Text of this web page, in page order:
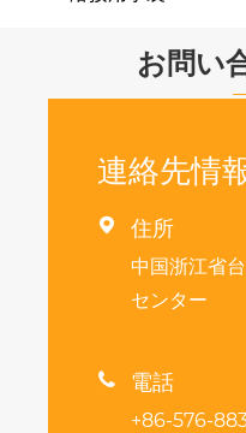
お問い
連絡先情
 住所
中国浙江省
センター
 電話
+86-576-